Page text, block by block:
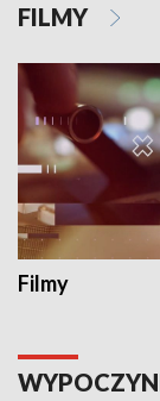
FILMY
Filmy